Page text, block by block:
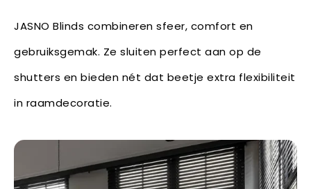
JASNO Blinds combineren sfeer, comfort en
gebruiksgemak. Ze sluiten perfect aan op de
shutters en bieden nét dat beetje extra flexibiliteit
in raamdecoratie.